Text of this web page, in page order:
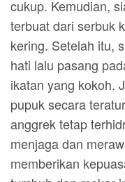
cukup. Kemudian,
terbuat dari serbuk
kering. Setelah itu,
hati lalu pasang
ikatan yang kokoh.
pupuk secara
anggrek tetap
menjaga dan
memberikan